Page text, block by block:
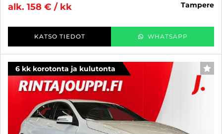
alk. 158 € / kk
tampere
KATSO TIEDOT WHATSAPP
6 kk korotonta ja kulutonta